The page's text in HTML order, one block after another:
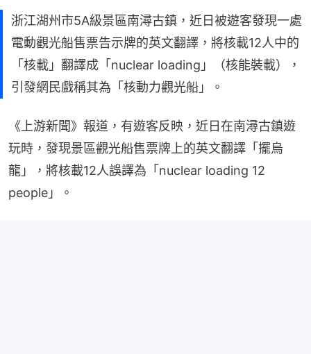
浙江湖州市5A級景區南潯古鎮，近日被遊客發現一處
電動觀光船售票告示牌的英文翻譯，將核載12人中的
「核載」翻譯成「nuclear loading」（核能裝載），
引發網民戲稱其為「核動力觀光船」。
《上游新聞》報道，有遊客反映，近日在南潯古鎮遊
玩時，發現景區觀光船售票牌上的英文翻譯「擺烏
龍」，將核載12人誤譯為「nuclear loading 12
people」。